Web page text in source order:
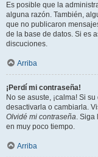
Es posible que la
alguna razón. También,
que no publicaron
de la base de datos. Si es
discuciones.
Arriba
¡Perdí mi contraseña!
No se asuste, ¡calma! Si
desactivarla o cambiarla.
Olvidé mi contraseña. Siga
en muy poco tiempo.
Arriba